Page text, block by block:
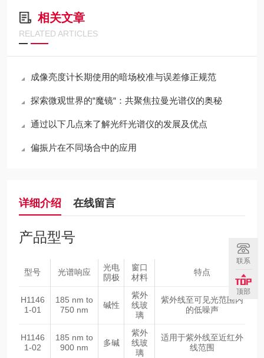
相关文章
RELATED ARTICLES
成像亮度计长期使用的暗场校准与误差修正规范
探索微观世界的“魔镜“：共聚焦拉曼光谱仪的奥秘
通过以下几点来了解光纤光谱仪的发展及优点
偏振片在不同场合中的应用
详细介绍 在线留言
产品型号
型号 光谱响应
光电
阴极
窗口
材料
特点
H1146
1-01
185 nm to
750 nm
碱性
紫外
线玻
璃
紫外线至可见光范围内
的低噪声
H1146
1-02
185 nm to
900 nm
多碱
紫外
线玻
璃
适用于紫外线至近红外
线范围
联系
顶部